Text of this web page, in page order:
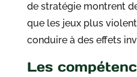
de stratégie montrent
que les jeux plus
conduire à des effets
Les